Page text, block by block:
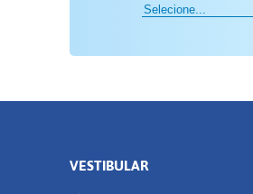
VESTIBULAR